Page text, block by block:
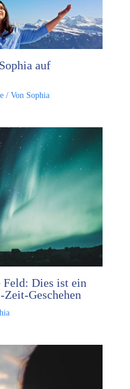
auf
/ Von Sophia
Feld: Dies ist ein
Geschehen